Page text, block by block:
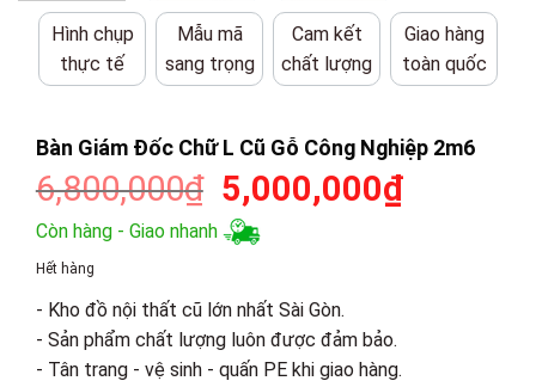
Hình chụp
thực tế
Mẫu mã
sang trọng
Cam kết
chất lượng
Giao hàng
toàn quốc
Bàn Giám Đốc Chữ L Cũ Gỗ Công Nghiệp 2m6
6,800,000₫ Giá
gốc
là:
5,000,000₫Giá
Còn hàng - Giao nhanh
Hết hàng
- Kho đồ nội thất cũ lớn nhất Sài Gòn.
- Sản phẩm chất lượng luôn được đảm bảo.
- Tân trang - vệ sinh - quấn PE khi giao hàng.